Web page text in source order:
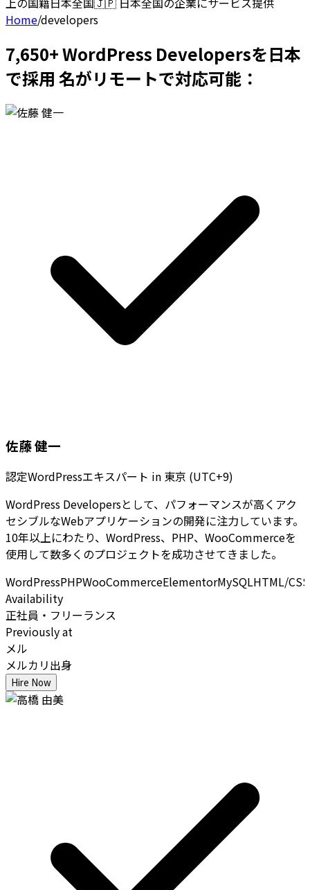
Home/developers
7,650+ WordPress Developersを日本
で採用 名がリモートで対応可能：
佐藤 健一
認定WordPressエキスパート in 東京 (UTC+9)
WordPress Developersとして、パフォーマンスが高くアク
セシブルなWebアプリケーションの開発に注力しています。
10年以上にわたり、WordPress、PHP、WooCommerceを
使用して数多くのプロジェクトを成功させてきました。
WordPressPHPWooCommerceElementorMySQLHTML/CSS
Availability
正社員・フリーランス
Previously at
メル
メルカリ出身
Hire Now